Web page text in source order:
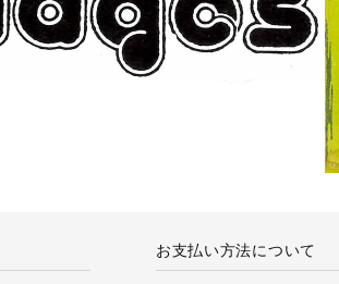
お支払い方法について